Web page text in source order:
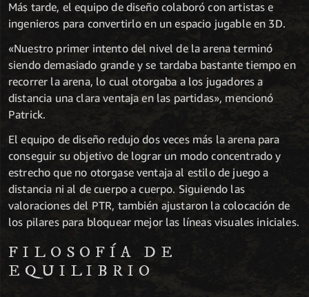
Más tarde, el equipo de diseño colaboró con artistas e
ingenieros para convertirlo en un espacio jugable en 3D.
«Nuestro primer intento del nivel de la arena terminó
siendo demasiado grande y se tardaba bastante tiempo en
recorrer la arena, lo cual otorgaba a los jugadores a
distancia una clara ventaja en las partidas», mencionó
Patrick.
El equipo de diseño redujo dos veces más la arena para
conseguir su objetivo de lograr un modo concentrado y
estrecho que no otorgase ventaja al estilo de juego a
distancia ni al de cuerpo a cuerpo. Siguiendo las
valoraciones del PTR, también ajustaron la colocación de
los pilares para bloquear mejor las líneas visuales iniciales.
FILOSOFÍA DE
EQUILIBRIO